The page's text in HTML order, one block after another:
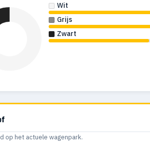
Wit
Grijs
Zwart
op het actuele wagenpark.